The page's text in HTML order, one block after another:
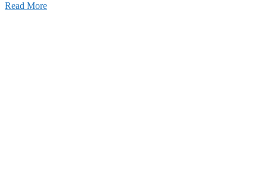
Read More